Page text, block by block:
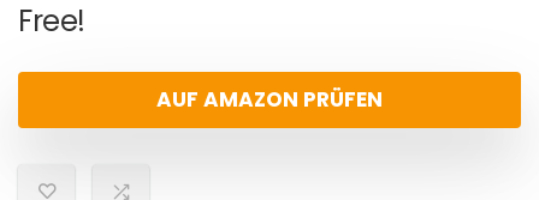
Free!
AUF AMAZON PRÜFEN